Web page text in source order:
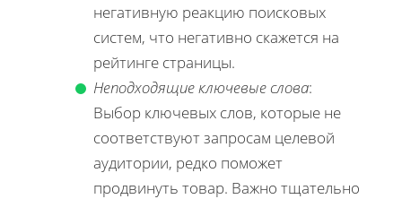
негативную реакцию поисковых
систем, что негативно скажется на
рейтинге страницы.
Неподходящие ключевые слова:
Выбор ключевых слов, которые не
соответствуют запросам целевой
аудитории, редко поможет
продвинуть товар. Важно тщательно